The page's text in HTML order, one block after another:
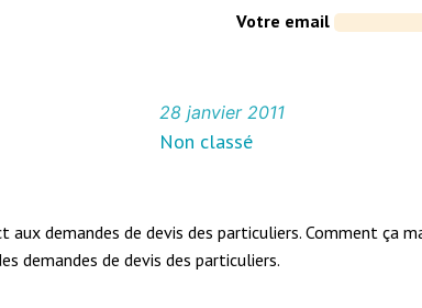
Votre email
28 janvier 2011
Non classé
demandes de devis des particuliers. Comment ça
demandes de devis des particuliers.